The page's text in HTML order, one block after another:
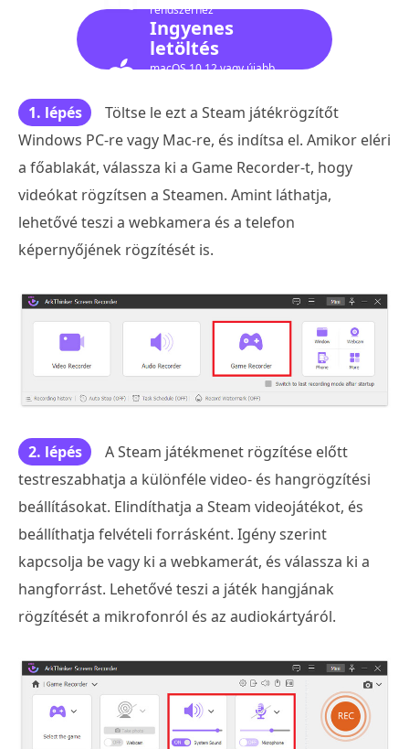
rendszerhez
Ingyenes
letöltés
macOS 10.12 vagy újabb
1. lépés
Töltse le ezt a Steam játékrögzítőt
Windows PC-re vagy Mac-re, és indítsa el. Amikor eléri
a főablakát, válassza ki a Game Recorder-t, hogy
videókat rögzítsen a Steamen. Amint láthatja,
lehetővé teszi a webkamera és a telefon
képernyőjének rögzítését is.
2. lépés
A Steam játékmenet rögzítése előtt
testreszabhatja a különféle video- és hangrögzítési
beállításokat. Elindíthatja a Steam videojátékot, és
beállíthatja felvételi forrásként. Igény szerint
kapcsolja be vagy ki a webkamerát, és válassza ki a
hangforrást. Lehetővé teszi a játék hangjának
rögzítését a mikrofonról és az audiokártyáról.